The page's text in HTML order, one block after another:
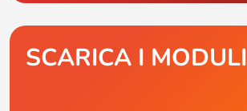
SCARICA I MODULI